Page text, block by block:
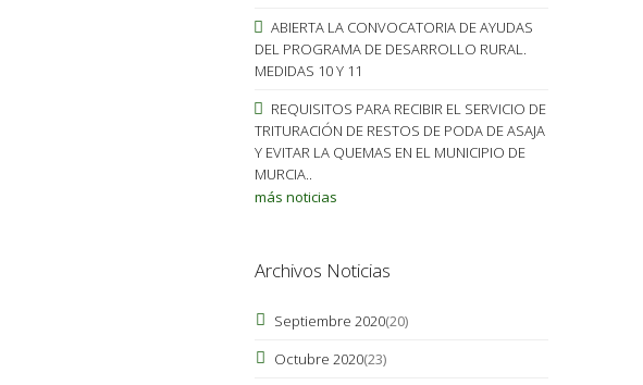
ABIERTA LA CONVOCATORIA DE AYUDAS
DEL PROGRAMA DE DESARROLLO RURAL.
MEDIDAS 10 Y 11
REQUISITOS PARA RECIBIR EL SERVICIO DE
TRITURACIÓN DE RESTOS DE PODA DE ASAJA
Y EVITAR LA QUEMAS EN EL MUNICIPIO DE
MURCIA..
más noticias
Archivos Noticias
Septiembre 2020(20)
Octubre 2020(23)